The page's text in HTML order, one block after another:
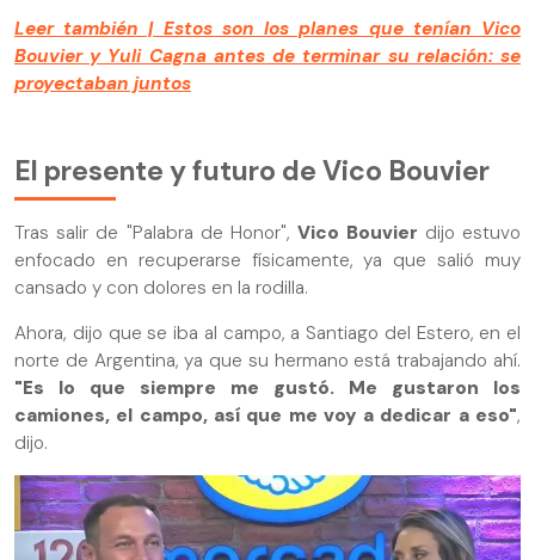
Leer también | Estos son los planes que tenían Vico
Bouvier y Yuli Cagna antes de terminar su relación: se
proyectaban juntos
El presente y futuro de Vico Bouvier
Tras salir de "Palabra de Honor",Vico Bouvier dijo estuvo
enfocado en recuperarse físicamente, ya que salió muy
cansado y con dolores en la rodilla.
Ahora, dijo que se iba al campo, a Santiago del Estero, en el
norte de Argentina, ya que su hermano está trabajando ahí.
"Es lo que siempre me gustó. Me gustaron los
camiones, el campo, así que me voy a dedicar a eso",
dijo.